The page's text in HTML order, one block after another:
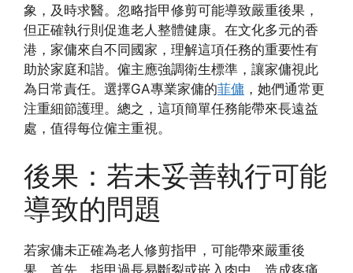
象，及時求醫。忽略指甲修剪可能導致嚴重後果，
但正確執行則促進老人整體健康。在文化多元的香
港，家傭來自不同國家，理解這項任務的重要性有
助於家庭和諧。僱主應強調衛生標準，讓家傭視此
為日常責任。選擇GA專業家傭的菲傭 ，她們通常更
注重細節護理。總之，這項簡單任務能帶來長遠益
處，值得每位僱主重視。
後果：若未妥善執行可能
導致的問題
若家傭未正確為老人修剪指甲，可能帶來嚴重後
果。首先，指甲過長易斷裂或嵌入肉中，造成疼痛